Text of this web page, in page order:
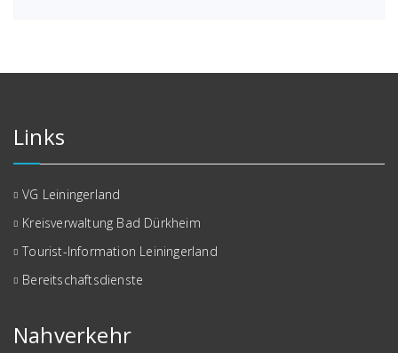
Links
VG Leiningerland
Kreisverwaltung Bad Dürkheim
Tourist-Information Leiningerland
Bereitschaftsdienste
Nahverkehr